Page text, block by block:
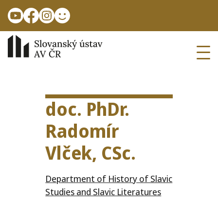
doc. PhDr.
Radomír
Vlček, CSc.
Department of History of Slavic
Studies and Slavic Literatures